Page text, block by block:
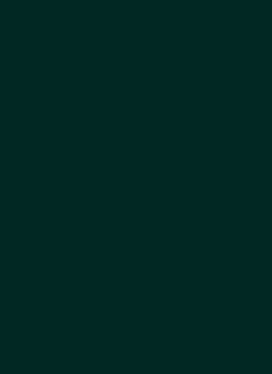
parmi les populations
où le cantonais est
présent.
des populations chinoises
a des communautés